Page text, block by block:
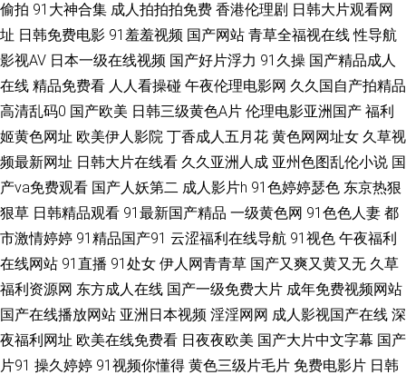
态另类欧美 久久草狠狠爱 伊人久操综合在线 超碰在线观看97 欧美人兽另类
尤物福利导航 国产精品色网 欧美日黄 五月天资源站 91视频免费刷 大香蕉久
久草 国产情侣av 视频在线第91页 91cn视频 AV网站首页 男人天堂aaaa 日韩
三级片AV网 亚洲AV色图 91福利精选 美国福利网址导航 韩国三级大片 天天
弄天天日 后入大屁股少妇 日本高清色www 亚洲日韩影院 91碰在线 97豆花
国产亚洲日本 人妻色综合 伊人大香蕉AV网 久草视频免费福利 91曰B 久草网
国产午夜伊人精品 免费91网站 伪娘流出水来 超碰在线国产 久久神马久久 欧
偷拍 91大神合集 成人拍拍拍免费 香港伦理剧 日韩大片观看网
址 日韩免费电影 91羞羞视频 国产网站 青草全福视在线 性导航
影视AV 日本一级在线视频 国产好片浮力 91久操 国产精品成人
在线 精品免费看 人人看操碰 午夜伦理电影网 久久国自产拍精品
高清乱码0 国产欧美 日韩三级黄色A片 伦理电影亚洲国产 福利
姬黄色网址 欧美伊人影院 丁香成人五月花 黄色网网址女 久草视
频最新网址 日韩大片在线看 久久亚洲人成 亚州色图乱伦小说 国
产va免费观看 国产人妖第二 成人影片h 91色婷婷瑟色 东京热狠
狠草 日韩精品观看 91最新国产精品 一级黄色网 91色色人妻 都
市激情婷婷 91精品国产91 云涩福利在线导航 91视色 午夜福利
在线网站 91直播 91处女 伊人网青青草 国产又爽又黄又无 久草
福利资源网 东方成人在线 国产一级免费大片 成年免费视频网站
国产在线播放网站 亚洲日本视频 淫淫网网 成人影视国产在线 深
夜福利网址 欧美在线免费看 日夜夜欧美 国产大片中文字幕 国产
片91 操久婷婷 91视频你懂得 黄色三级片毛片 免费电影片 日韩